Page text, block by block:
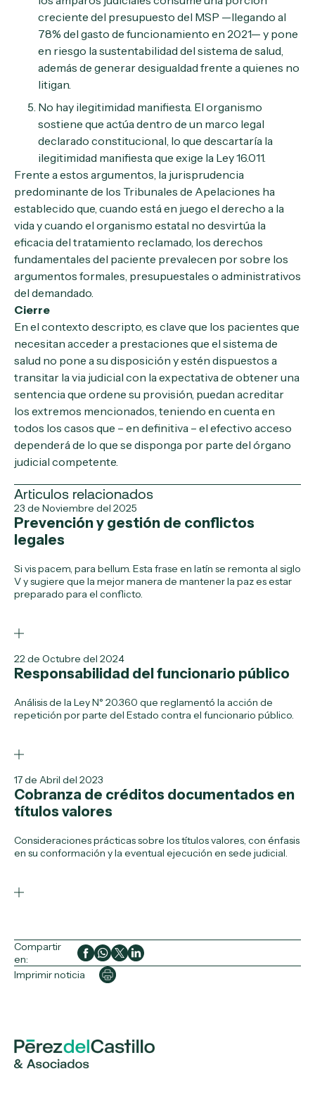
creciente del presupuesto del MSP —llegando al
78% del gasto de funcionamiento en 2021— y pone
en riesgo la sustentabilidad del sistema de salud,
además de generar desigualdad frente a quienes no
litigan.
No hay ilegitimidad manifiesta. El organismo
sostiene que actúa dentro de un marco legal
declarado constitucional, lo que descartaría la
ilegitimidad manifiesta que exige la Ley 16.011.
Frente a estos argumentos, la jurisprudencia
predominante de los Tribunales de Apelaciones ha
establecido que, cuando está en juego el derecho a la
vida y cuando el organismo estatal no desvirtúa la
eficacia del tratamiento reclamado, los derechos
fundamentales del paciente prevalecen por sobre los
argumentos formales, presupuestales o administrativos
del demandado.
Cierre
En el contexto descripto, es clave que los pacientes que
necesitan acceder a prestaciones que el sistema de
salud no pone a su disposición y estén dispuestos a
transitar la via judicial con la expectativa de obtener una
sentencia que ordene su provisión, puedan acreditar
los extremos mencionados, teniendo en cuenta en
todos los casos que – en definitiva – el efectivo acceso
dependerá de lo que se disponga por parte del órgano
judicial competente.
Articulos relacionados
23 de Noviembre del 2025
Prevención y gestión de conflictos
legales
Si vis pacem, para bellum. Esta frase en latín se remonta al siglo
V y sugiere que la mejor manera de mantener la paz es estar
preparado para el conflicto.
22 de Octubre del 2024
Responsabilidad del funcionario público
Análisis de la Ley N° 20.360 que reglamentó la acción de
repetición por parte del Estado contra el funcionario público.
17 de Abril del 2023
Cobranza de créditos documentados en
títulos valores
Consideraciones prácticas sobre los títulos valores, con énfasis
en su conformación y la eventual ejecución en sede judicial.
Compartir
en:
Imprimir noticia